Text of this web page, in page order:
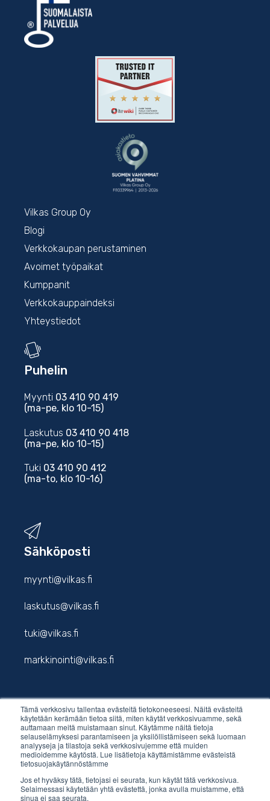
Tämä verkkosivu tallentaa evästeitä tietokoneeseesi. Näitä evästeitä
käytetään kerämään tietoa siitä, miten käytät verkkosivuamme, sekä
auttamaan meitä muistamaan sinut. Käytämme näitä tietoja
selauselämyksesi parantamiseen ja yksilöllistämiseen sekä luomaan
analyyseja ja tilastoja sekä verkkosivujemme että muiden
medioidemme käytöstä. Lue lisätietoja käyttämistämme evästeistä
tietosuojakäytännöstämme
Jos et hyväksy tätä, tietojasi ei seurata, kun käytät tätä verkkosivua.
Selaimessasi käytetään yhtä evästettä, jonka avulla muistamme, että
sinua ei saa seurata.
Vilkas Group Oy
Blogi
Verkkokaupan perustaminen
Avoimet työpaikat
Kumppanit
Verkkokauppaindeksi
Yhteystiedot
Puhelin
Myynti 03 410 90 419
(ma-pe, klo 10-15)
Laskutus 03 410 90 418
(ma-pe, klo 10-15)
Tuki 03 410 90 412
(ma-to, klo 10-16)
Sähköposti
myynti@vilkas.fi
laskutus@vilkas.fi
tuki@vilkas.fi
markkinointi@vilkas.fi
etunimi.sukunimi@vilkas.fi